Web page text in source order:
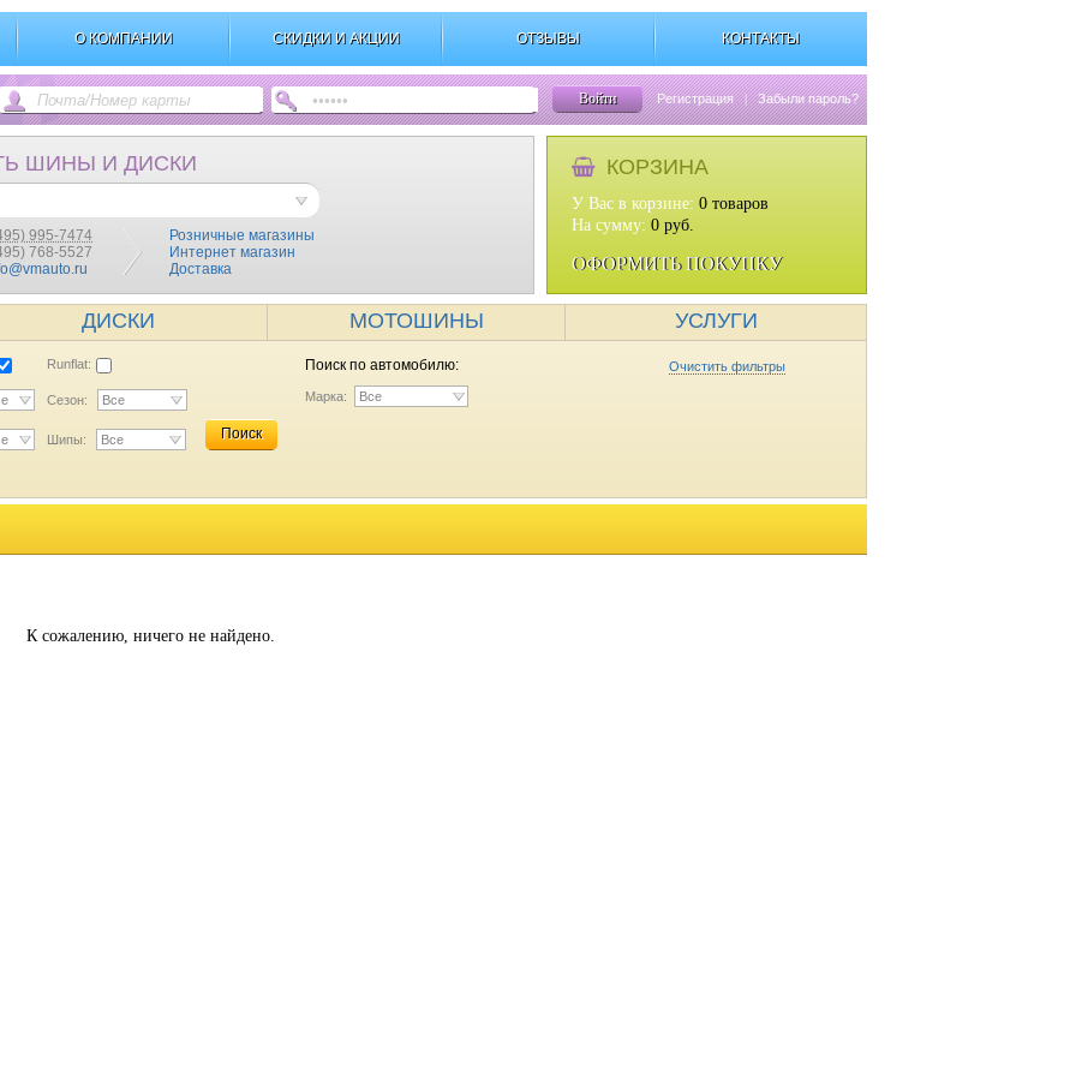
О КОМПАНИИ СКИДКИ И АКЦИИ ОТЗЫВЫ КОНТАКТЫ
Войти Регистрация | Забыли пароль?
ШИНЫ И ДИСКИ
995-7474
768-5527
Розничные магазины
Интернет магазин
Доставка
КОРЗИНА
У Вас в корзине: 0 товаров
На сумму: 0 руб.
ОФОРМИТЬ ПОКУПКУ
ДИСКИ МОТОШИНЫ УСЛУГИ
Runflat:
Сезон: Все
Шипы: Все Поиск
Поиск по автомобилю: Очистить фильтры
Марка: Все
К сожалению, ничего не найдено.